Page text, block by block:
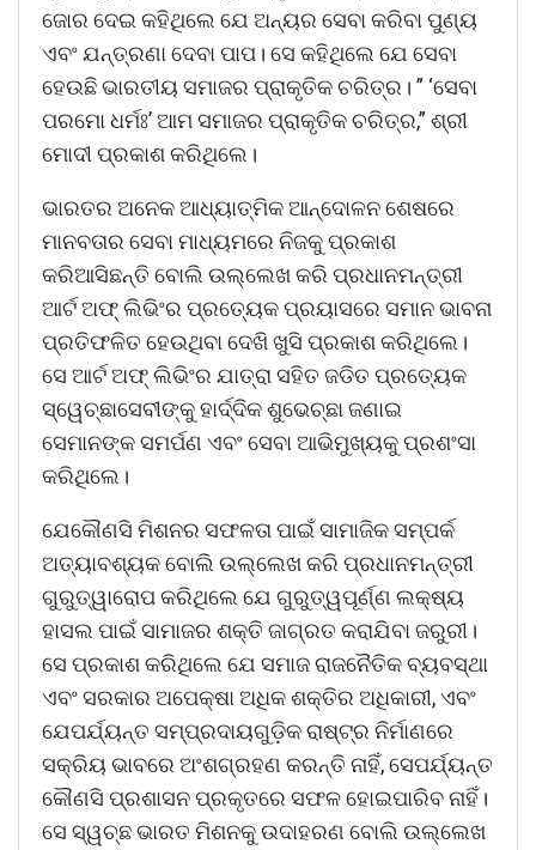
ଜୋର ଦେଇ କହିଥିଲେ ଯେ ଅନ୍ୟର ସେବା କରିବା ପୁଣ୍ୟ
ଏବଂ ଯନ୍ତ୍ରଣା ଦେବା ପାପ। ସେ କହିଥିଲେ ଯେ ସେବା
ହେଉଛି ଭାରତୀୟ ସମାଜର ପ୍ରାକୃତିକ ଚରିତ୍ର। ” ‘ସେବା
ପରମୋ ଧର୍ମଃ’ ଆମ ସମାଜର ପ୍ରାକୃତିକ ଚରିତ୍ର,” ଶ୍ରୀ
ମୋଦୀ ପ୍ରକାଶ କରିଥିଲେ।
ଭାରତର ଅନେକ ଆଧ୍ୟାତ୍ମିକ ଆନ୍ଦୋଳନ ଶେଷରେ
ମାନବତାର ସେବା ମାଧ୍ୟମରେ ନିଜକୁ ପ୍ରକାଶ
କରିଆସିଛନ୍ତି ବୋଲି ଉଲ୍ଲେଖ କରି ପ୍ରଧାନମନ୍ତ୍ରୀ
ଆର୍ଟ ଅଫ୍ ଲିଭିଂର ପ୍ରତ୍ୟେକ ପ୍ରୟାସରେ ସମାନ ଭାବନା
ପ୍ରତିଫଳିତ ହେଉଥିବା ଦେଖି ଖୁସି ପ୍ରକାଶ କରିଥିଲେ।
ସେ ଆର୍ଟ ଅଫ୍ ଲିଭିଂର ଯାତ୍ରା ସହିତ ଜଡିତ ପ୍ରତ୍ୟେକ
ସ୍ୱେଚ୍ଛାସେବୀଙ୍କୁ ହାର୍ଦ୍ଦିକ ଶୁଭେଚ୍ଛା ଜଣାଇ
ସେମାନଙ୍କ ସମର୍ପଣ ଏବଂ ସେବା ଆଭିମୁଖ୍ୟକୁ ପ୍ରଶଂସା
କରିଥିଲେ।
ଯେକୌଣସି ମିଶନର ସଫଳତା ପାଇଁ ସାମାଜିକ ସମ୍ପର୍କ
ଅତ୍ୟାବଶ୍ୟକ ବୋଲି ଉଲ୍ଲେଖ କରି ପ୍ରଧାନମନ୍ତ୍ରୀ
ଗୁରୁତ୍ୱାରୋପ କରିଥିଲେ ଯେ ଗୁରୁତ୍ୱପୂର୍ଣ୍ଣ ଲକ୍ଷ୍ୟ
ହାସଲ ପାଇଁ ସାମାଜର ଶକ୍ତି ଜାଗ୍ରତ କରାଯିବା ଜରୁରୀ।
ସେ ପ୍ରକାଶ କରିଥିଲେ ଯେ ସମାଜ ରାଜନୈତିକ ବ୍ୟବସ୍ଥା
ଏବଂ ସରକାର ଅପେକ୍ଷା ଅଧିକ ଶକ୍ତିର ଅଧିକାରୀ, ଏବଂ
ଯେପର୍ଯ୍ୟନ୍ତ ସମ୍ପ୍ରଦାୟଗୁଡ଼ିକ ରାଷ୍ଟ୍ର ନିର୍ମାଣରେ
ସକ୍ରିୟ ଭାବରେ ଅଂଶଗ୍ରହଣ କରନ୍ତି ନାହିଁ, ସେପର୍ଯ୍ୟନ୍ତ
କୌଣସି ପ୍ରଶାସନ ପ୍ରକୃତରେ ସଫଳ ହୋଇପାରିବ ନାହିଁ।
ସେ ସ୍ୱଚ୍ଛ ଭାରତ ମିଶନକୁ ଉଦାହରଣ ବୋଲି ଉଲ୍ଲେଖ